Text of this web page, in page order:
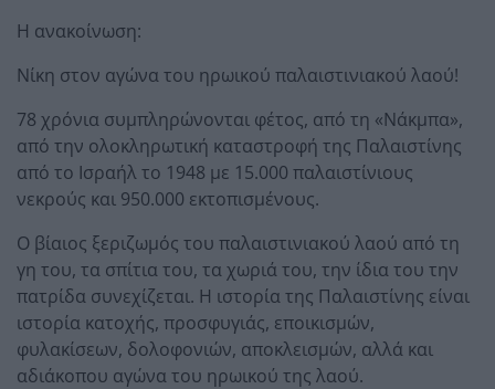
Η ανακοίνωση:
Νίκη στον αγώνα του ηρωικού παλαιστινιακού λαού!
78 χρόνια συμπληρώνονται φέτος, από τη «Νάκμπα»,
από την ολοκληρωτική καταστροφή της Παλαιστίνης
από το Ισραήλ το 1948 με 15.000 παλαιστίνιους
νεκρούς και 950.000 εκτοπισμένους.
Ο βίαιος ξεριζωμός του παλαιστινιακού λαού από τη
γη του, τα σπίτια του, τα χωριά του, την ίδια του την
πατρίδα συνεχίζεται. Η ιστορία της Παλαιστίνης είναι
ιστορία κατοχής, προσφυγιάς, εποικισμών,
φυλακίσεων, δολοφονιών, αποκλεισμών, αλλά και
αδιάκοπου αγώνα του ηρωικού της λαού.